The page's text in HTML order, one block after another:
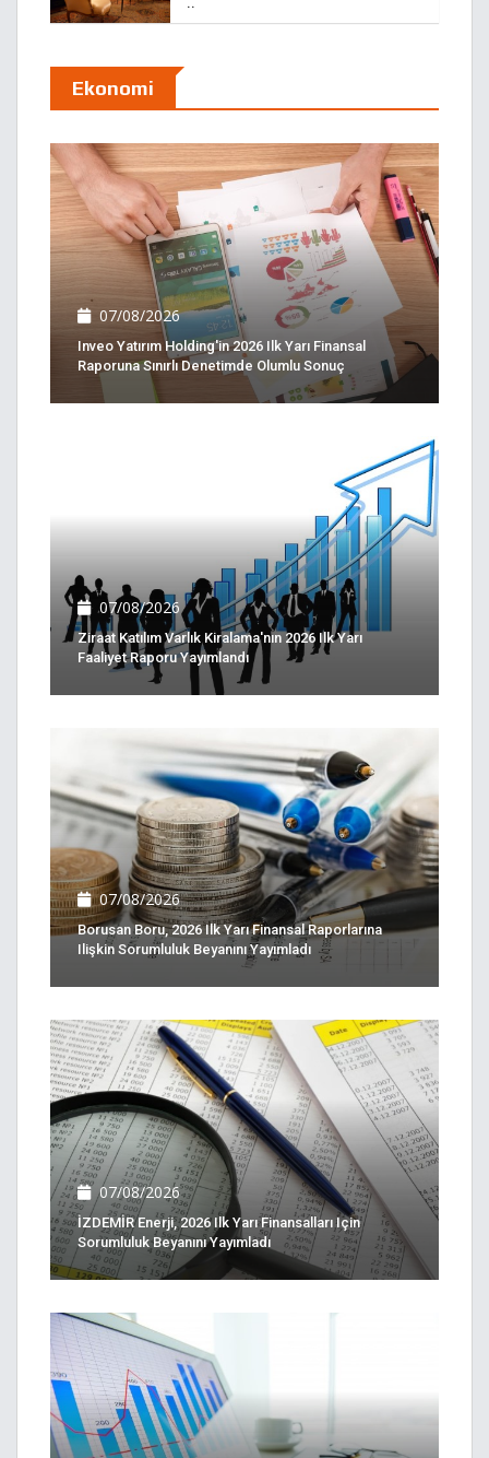
Ekonomi
07/08/2026
Inveo Yatırım Holding'in 2026 Ilk Yarı Finansal
Raporuna Sınırlı Denetimde Olumlu Sonuç
07/08/2026
Ziraat Katılım Varlık Kiralama'nın 2026 Ilk Yarı
Faaliyet Raporu Yayımlandı
07/08/2026
Borusan Boru, 2026 Ilk Yarı Finansal Raporlarına
Ilişkin Sorumluluk Beyanını Yayımladı
07/08/2026
İZDEMİR Enerji, 2026 Ilk Yarı Finansalları Için
Sorumluluk Beyanını Yayımladı